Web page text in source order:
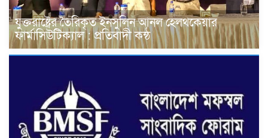
যুক্তরাষ্ট্রের তৈরিকৃত ইনসুলিন আনল হেলথকেয়ার
ফার্মাসিউটিক্যাল : প্রতিবাদী কন্ঠ